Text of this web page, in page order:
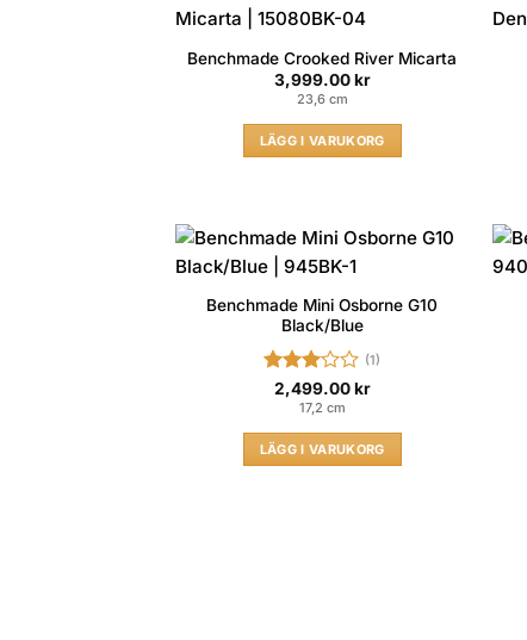
Benchmade Crooked River Micarta
3,999.00kr
23,6 cm
LÄGG I VARUKORG
Benchmade Mini Osborne G10
Black/Blue
Betygsatt
av 5
(1)
2,499.00kr
17,2 cm
LÄGG I VARUKORG